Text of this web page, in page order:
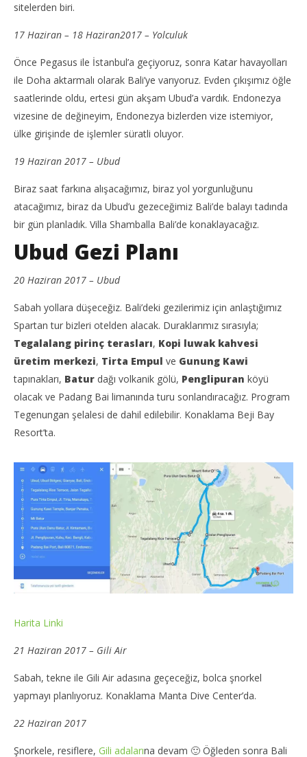
sitelerden biri.
17 Haziran – 18 Haziran2017 – Yolculuk
Önce Pegasus ile İstanbul’a geçiyoruz, sonra Katar havayolları
ile Doha aktarmalı olarak Bali’ye varıyoruz. Evden çıkışımız öğle
saatlerinde oldu, ertesi gün akşam Ubud’a vardık. Endonezya
vizesine de değineyim, Endonezya bizlerden vize istemiyor,
ülke girişinde de işlemler süratli oluyor.
19 Haziran 2017 – Ubud
Biraz saat farkına alışacağımız, biraz yol yorgunluğunu
atacağımız, biraz da Ubud’u gezeceğimiz Bali’de balayı tadında
bir gün planladık. Villa Shamballa Bali’de konaklayacağız.
Ubud Gezi Planı
20 Haziran 2017 – Ubud
Sabah yollara düşeceğiz. Bali’deki gezilerimiz için anlaştığımız
Spartan tur bizleri otelden alacak. Duraklarımız sırasıyla;
Tegalalang pirinç terasları, Kopi luwak kahvesi
üretim merkezi, Tirta Empul ve Gunung Kawi
tapınakları, Batur dağı volkanik gölü, Penglipuran köyü
olacak ve Padang Bai limanında turu sonlandıracağız. Program
Tegenungan şelalesi de dahil edilebilir. Konaklama Beji Bay
Resort’ta.
Harita Linki
21 Haziran 2017 – Gili Air
Sabah, tekne ile Gili Air adasına geçeceğiz, bolca şnorkel
yapmayı planlıyoruz. Konaklama Manta Dive Center’da.
22 Haziran 2017
Şnorkele, resiflere, Gili adalarına devam 🙂 Öğleden sonra Bali